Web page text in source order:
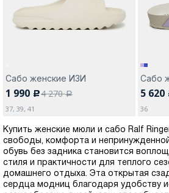
Сабо женские ИЗИ
1 990 c4 270a
37, 39, 41
Сабо
5 620
36
Купить женские мюли и сабо Ralf
свободы, комфорта и
обувь без задника становится
стиля и практичности для теплого
домашнего отдыха. Эта открытая
сердца модниц благодаря удобству